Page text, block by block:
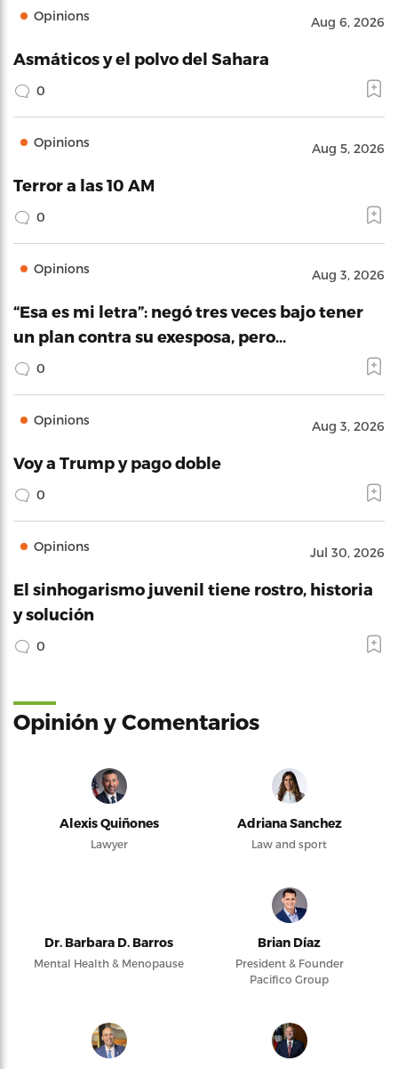
Opinions Aug 6, 2026
Asmáticos y el polvo del Sahara
0
Opinions Aug 5, 2026
Terror a las 10 AM
0
Opinions Aug 3, 2026
“Esa es mi letra”: negó tres veces bajo tener
un plan contra su exesposa, pero…
0
Opinions Aug 3, 2026
Voy a Trump y pago doble
0
Opinions Jul 30, 2026
El sinhogarismo juvenil tiene rostro, historia
y solución
0
Opinión y Comentarios
Alexis Quiñones
Lawyer
Adriana Sanchez
Law and sport
Dr. Barbara D. Barros
Mental Health & Menopause
Brian Díaz
President & Founder
Pacifico Group